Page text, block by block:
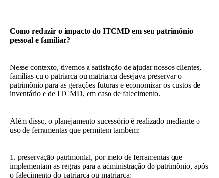
Como reduzir o impacto do ITCMD em seu patrimônio
pessoal e familiar?
Nesse contexto, tivemos a satisfação de ajudar nossos clientes,
famílias cujo patriarca ou matriarca desejava preservar o
patrimônio para as gerações futuras e economizar os custos de
inventário e de ITCMD, em caso de falecimento.
Além disso, o planejamento sucessório é realizado mediante o
uso de ferramentas que permitem também:
1. preservação patrimonial, por meio de ferramentas que
implementam as regras para a administração do patrimônio, após
o falecimento do patriarca ou matriarca;